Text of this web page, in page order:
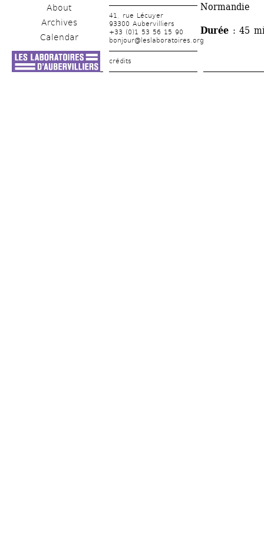
About
Archives
Calendar
41, rue Lécuyer
93300 Aubervilliers
+33 (0)1 53 56 15 90
bonjour@leslaboratoires.org
crédits
Normandie
Durée : 45